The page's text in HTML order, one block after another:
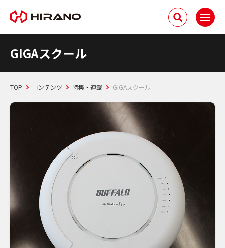
GIGAスクール
TOP コンテンツ 特集・連載 GIGAスクール